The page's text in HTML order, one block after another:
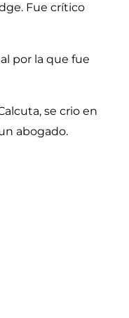
Fue crítico
por la que fue
se crio en
abogado.